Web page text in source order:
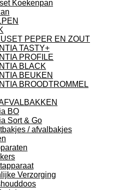
Koekenpan
PEPER EN ZOUT
TASTY+
PROFILE
BLACK
BEUKEN
BROODTROMMEL
BO
Sort & Go
/ afvalbakjes
Verzorging